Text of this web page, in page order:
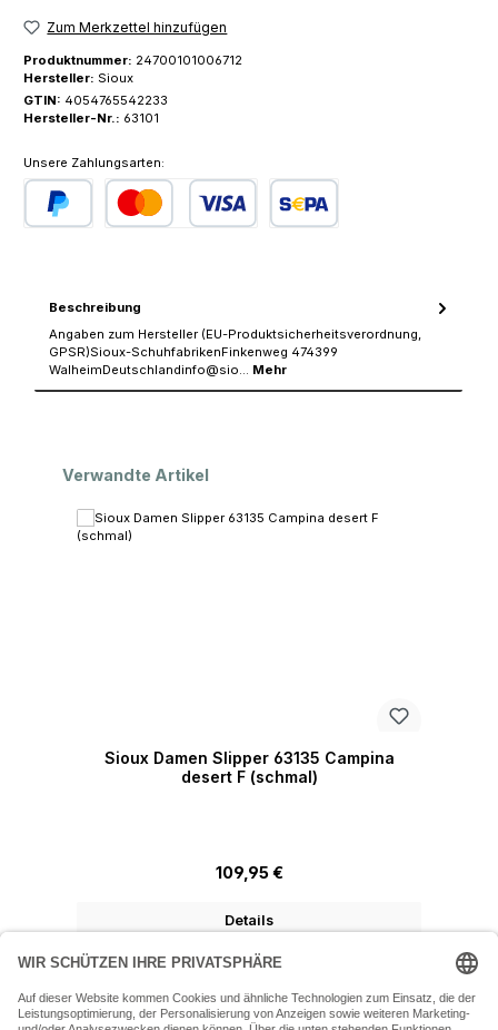
Zum Merkzettel hinzufügen
Produktnummer: 24700101006712
Hersteller: Sioux
GTIN: 4054765542233
Hersteller-Nr.: 63101
Unsere Zahlungsarten:
Beschreibung
Angaben zum Hersteller (EU-Produktsicherheitsverordnung,
GPSR)Sioux-SchuhfabrikenFinkenweg 474399
WalheimDeutschlandinfo@sio… Mehr
Produktgalerie überspringen
Verwandte Artikel
Sioux Damen Slipper 63135 Campina
desert F (schmal)
Regulärer Preis:
109,95 €
Details
07243 54050 (Mo-Fr: 9.30 - 18:30 Uhr Sa: 9:30 - 16 Uhr)